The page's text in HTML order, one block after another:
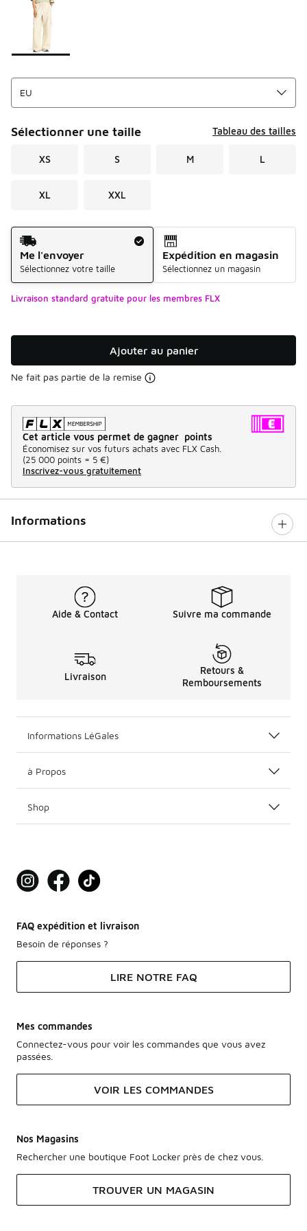
Sélectionner une taille Tableau des tailles
XS S M L
XL XXL
Mode d'expédition
Me l'envoyer
Sélectionnez votre taille
Expédition en magasin
Sélectionnez un magasin
Livraison standard gratuite pour les membres FLX
Ajouter au panier
Ne fait pas partie de la remise
Cet article vous permet de gagner points
Économisez sur vos futurs achats avec FLX Cash.
(25 000 points = 5 €)
Inscrivez-vous gratuitement
Informations
Aide & Contact Suivre ma commande
Livraison
Retours &
Remboursements
Informations LéGales
à Propos
Shop
FAQ expédition et livraison
Besoin de réponses ?
LIRE NOTRE FAQ
Mes commandes
Connectez-vous pour voir les commandes que vous avez
passées.
VOIR LES COMMANDES
Nos Magasins
Rechercher une boutique Foot Locker près de chez vous.
TROUVER UN MAGASIN